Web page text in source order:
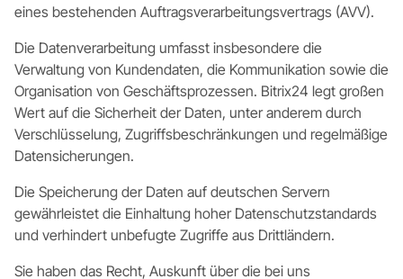
eines bestehenden Auftragsverarbeitungsvertrags (AVV).
Die Datenverarbeitung umfasst insbesondere die
Verwaltung von Kundendaten, die Kommunikation sowie die
Organisation von Geschäftsprozessen. Bitrix24 legt großen
Wert auf die Sicherheit der Daten, unter anderem durch
Verschlüsselung, Zugriffsbeschränkungen und regelmäßige
Datensicherungen.
Die Speicherung der Daten auf deutschen Servern
gewährleistet die Einhaltung hoher Datenschutzstandards
und verhindert unbefugte Zugriffe aus Drittländern.
Sie haben das Recht, Auskunft über die bei uns